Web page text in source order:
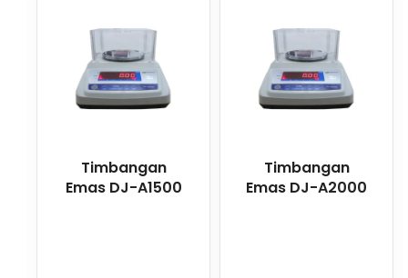
Timbangan
Emas DJ-A1500
Timbangan
Emas DJ-A2000